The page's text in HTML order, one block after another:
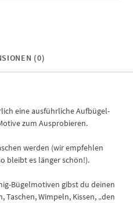
(0)
eine ausführliche Aufbügel-
zum Ausprobieren.
werden (wir empfehlen
bleibt es länger schön!).
Bügelmotiven gibst du deinen
Wimpeln, Kissen, „den